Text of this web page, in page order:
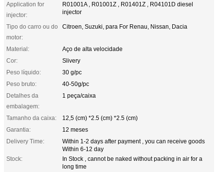
Application for
injector:
R01001A , R01001Z , R01401Z , R04101D diesel
injector
Tipo do carro ou do
motor:
Citroen, Suzuki, para For Renau, Nissan, Dacia
Material:
Aço de alta velocidade
Cor:
Slivery
Peso líquido:
30 g/pc
Peso bruto:
40-50g/pc
Detalhes da
embalagem:
1 peça/caixa
Tamanho da caixa:
12,5 (cm) *2.5 (cm) *2.5 (cm)
Garantia:
12 meses
Delivery Time:
Within 1-2 days after payment , you can receive goods
Within 6-12 day
Stock:
In Stock , cannot be naked without packing in air for a
long time